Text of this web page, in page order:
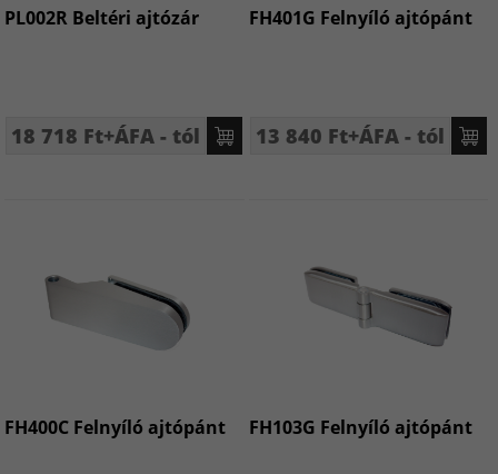
PL002R Beltéri ajtózár
18 718 Ft+ÁFA - tól
FH401G Felnyíló ajtópánt
13 840 Ft+ÁFA - tól
FH400C Felnyíló ajtópánt FH103G Felnyíló ajtópánt